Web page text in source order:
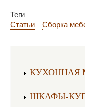
Теги
Статьи
Сборка
КУХОННАЯ
ШКАФЫ-